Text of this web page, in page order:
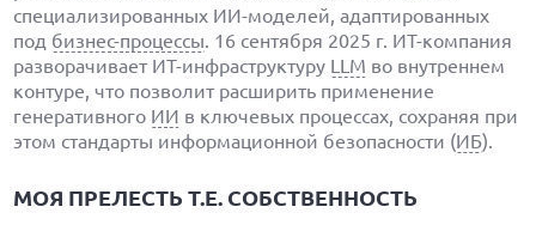
специализированных ИИ-моделей, адаптированных
под бизнес-процессы. 16 сентября 2025 г. ИТ-компания
разворачивает ИТ-инфраструктуру LLM во внутреннем
контуре, что позволит расширить применение
генеративного ИИ в ключевых процессах, сохраняя при
этом стандарты информационной безопасности (ИБ).
МОЯ ПРЕЛЕСТЬ Т.Е. СОБСТВЕННОСТЬ